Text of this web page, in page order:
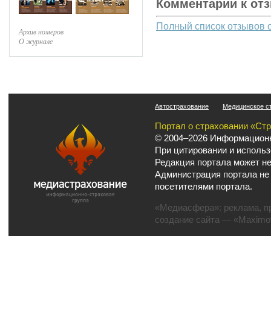
Архив номеров
О журнале
Комментарии к
Полный список отзывов
Автострахование Медицинское
Портал о страховании
© 2004–2026
При цитировании и
Редакция портала может
Администрация портала
посетителями портала.
«Медиасфера»: реклама,
создание сайта —